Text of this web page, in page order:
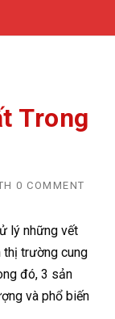
Trong
0 COMMENT
lý những vết
thị trường cung
đó, 3 sản
và phổ biến